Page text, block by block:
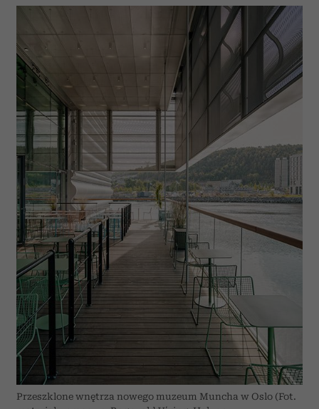
Przeszklone wnętrza nowego muzeum Muncha w Oslo (Fot.